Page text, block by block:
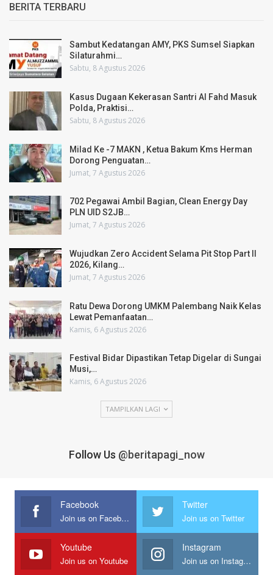
BERITA TERBARU
Sambut Kedatangan AMY, PKS Sumsel Siapkan
Silaturahmi…
Sabtu, 8 Agustus 2026
Kasus Dugaan Kekerasan Santri Al Fahd Masuk
Polda, Praktisi…
Sabtu, 8 Agustus 2026
Milad Ke -7 MAKN , Ketua Bakum Kms Herman
Dorong Penguatan…
Jumat, 7 Agustus 2026
702 Pegawai Ambil Bagian, Clean Energy Day
PLN UID S2JB…
Jumat, 7 Agustus 2026
Wujudkan Zero Accident Selama Pit Stop Part II
2026, Kilang…
Jumat, 7 Agustus 2026
Ratu Dewa Dorong UMKM Palembang Naik Kelas
Lewat Pemanfaatan…
Kamis, 6 Agustus 2026
Festival Bidar Dipastikan Tetap Digelar di Sungai
Musi,…
Kamis, 6 Agustus 2026
TAMPILKAN LAGI
Follow Us @beritapagi_now
Facebook
Join us on Facebook
Twitter
Join us on Twitter
Youtube
Join us on Youtube
Instagram
Join us on Instagram